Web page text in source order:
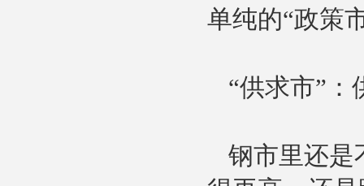
单纯的“政策
“供求市”：
钢市里还是